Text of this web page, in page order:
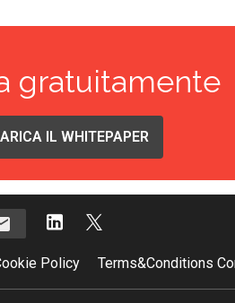
gratuitamente
IL WHITEPAPER
Policy Terms&Conditions